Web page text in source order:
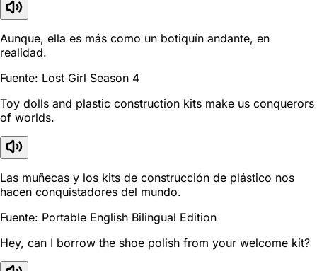
Aunque, ella es más como un botiquín andante, en
realidad.
Fuente: Lost Girl Season 4
Toy dolls and plastic construction kits make us conquerors
of worlds.
Las muñecas y los kits de construcción de plástico nos
hacen conquistadores del mundo.
Fuente: Portable English Bilingual Edition
Hey, can I borrow the shoe polish from your welcome kit?